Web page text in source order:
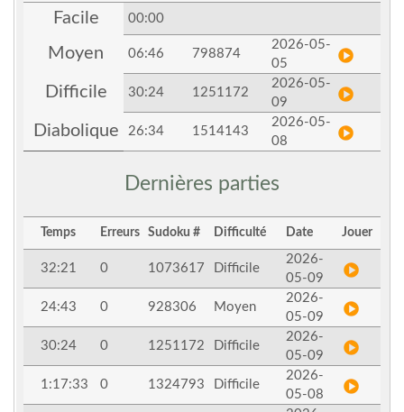
Facile 00:00
Moyen 06:46 798874
2026-05-
05
Difficile 30:24 1251172
2026-05-
09
Diabolique 26:34 1514143
2026-05-
08
Dernières parties
Temps Erreurs Sudoku # Difficulté Date Jouer
32:21 0 1073617 Difficile
2026-
05-09
24:43 0 928306 Moyen
2026-
05-09
30:24 0 1251172 Difficile
2026-
05-09
1:17:33 0 1324793 Difficile
2026-
05-08